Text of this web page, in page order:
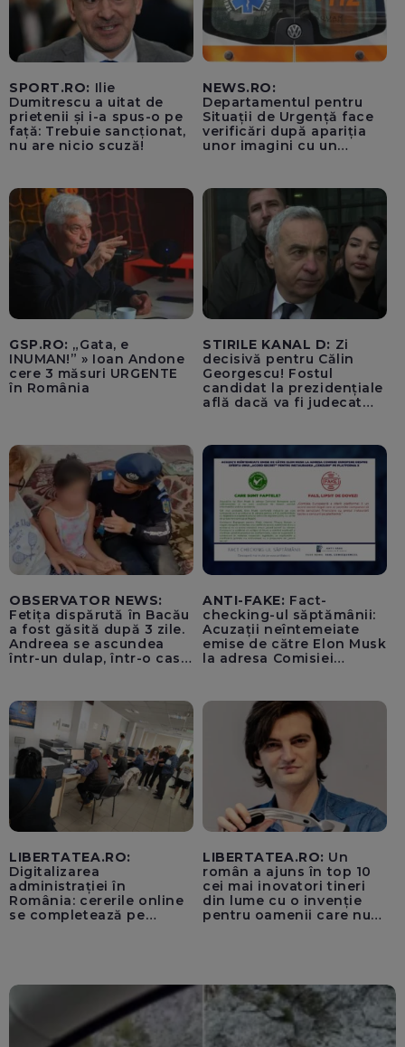
SPORT.RO: Ilie
Dumitrescu a uitat de
prietenii și i-a spus-o pe
față: Trebuie sancționat,
nu are nicio scuză!
NEWS.RO:
Departamentul pentru
Situații de Urgență face
verificări după apariția
unor imagini cu un
pentru cumpărături în
timp ce transporta un
pacient către spital
GSP.RO: „Gata, e
INUMAN!” » Ioan Andone
cere 3 măsuri URGENTE
în România
STIRILE KANAL D: Zi
decisivă pentru Călin
Georgescu! Fostul
candidat la prezidențiale
află dacă va fi judecat
OBSERVATOR NEWS:
Fetița dispărută în Bacău
a fost găsită după 3 zile.
Andreea se ascundea
într-un dulap, într-o casă
ANTI-FAKE: Fact-
checking-ul săptămânii:
Acuzații neîntemeiate
emise de către Elon Musk
la adresa Comisiei
pentru instaurarea
„cenzurii” pe platforma X
LIBERTATEA.RO:
Digitalizarea
administrației în
România: cererile online
se completează pe
LIBERTATEA.RO: Un
român a ajuns în top 10
cei mai inovatori tineri
din lume cu o invenție
pentru oamenii care nu